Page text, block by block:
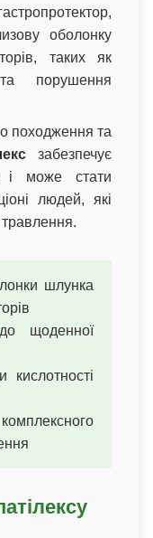
оболонку
таких як
порушення
походження та
забезпечує
і може стати
людей, які
шлунка
щоденної